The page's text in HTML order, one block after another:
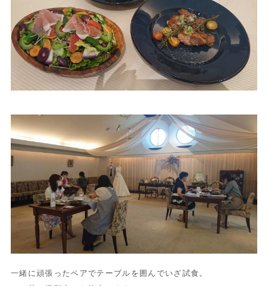
一緒に頑張ったペアでテーブルを囲んでいざ試食。